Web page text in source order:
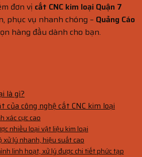
đơn vị cắt CNC kim loại Quận 7
phục vụ nhanh chóng – Quảng Cáo
hàng đầu dành cho bạn.
là gì?
của công nghệ cắt CNC kim loại
xác cực cao
nhiều loại vật liệu kim loại
xử lý nhanh, hiệu suất cao
linh hoạt, xử lý được chi tiết phức tạp